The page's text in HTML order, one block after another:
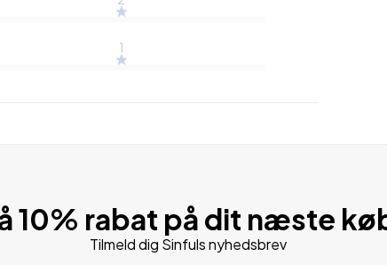
1
10% rabat på dit næste
Tilmeld dig Sinfuls nyhedsbrev